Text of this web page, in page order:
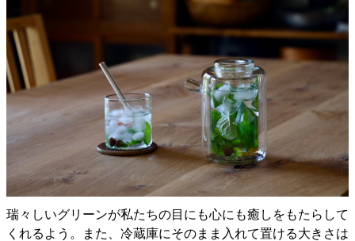
瑞々しいグリーンが私たちの目にも心にも癒しをもたらして
くれるよう。また、冷蔵庫にそのまま入れて置ける大きさは